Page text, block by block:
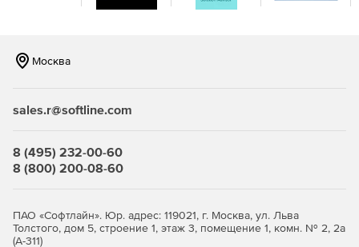
Москва
sales.r@softline.com
8 (495) 232-00-60
8 (800) 200-08-60
ПАО «Софтлайн». Юр. адрес: 119021, г. Москва, ул. Льва
Толстого, дом 5, строение 1, этаж 3, помещение 1, комн. № 2, 2а
(А-311)